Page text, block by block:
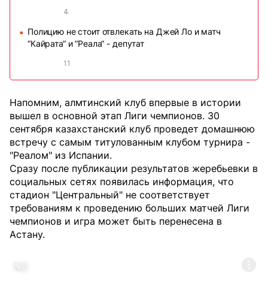
4
■
Полицию не стоит отвлекать на Джей Ло и матч
“Кайрата“ и “Реала“ - депутат
11
Напомним, алмтинский клуб впервые в истории
вышел в основной этап Лиги чемпионов. 30
сентября казахстанский клуб проведет домашнюю
встречу с самым титулованным клубом турнира -
"Реалом" из Испании.
Сразу после публикации результатов жеребьевки в
социальных сетях появилась информация, что
стадион "Центральный" не соответствует
требованиям к проведению больших матчей Лиги
чемпионов и игра может быть перенесена в
Астану.